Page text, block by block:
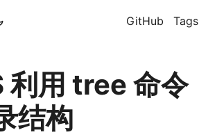
GitHub Tags
利用 tree 命令
结构